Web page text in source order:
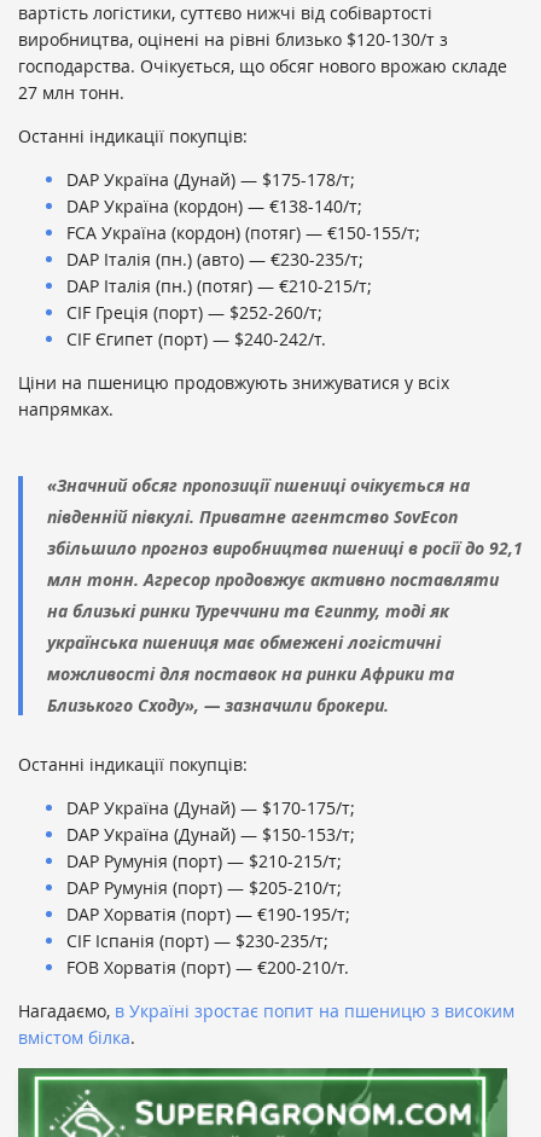
вартість логістики, суттєво нижчі від собівартості
виробництва, оцінені на рівні близько $120-130/т з
господарства. Очікується, що обсяг нового врожаю складе
27 млн тонн.
Останні індикації покупців:
DAP Україна (Дунай) — $175-178/т;
DAP Україна (кордон) — €138-140/т;
FCA Україна (кордон) (потяг) — €150-155/т;
DAP Італія (пн.) (авто) — €230-235/т;
DAP Італія (пн.) (потяг) — €210-215/т;
CIF Греція (порт) — $252-260/т;
CIF Єгипет (порт) — $240-242/т.
Ціни на пшеницю продовжують знижуватися у всіх
напрямках.
«Значний обсяг пропозиції пшениці очікується на
південній півкулі. Приватне агентство SovEcon
збільшило прогноз виробництва пшениці в росії до 92,1
млн тонн. Агресор продовжує активно поставляти
на близькі ринки Туреччини та Єгипту, тоді як
українська пшениця має обмежені логістичні
можливості для поставок на ринки Африки та
Близького Сходу», — зазначили брокери.
Останні індикації покупців:
DAP Україна (Дунай) — $170-175/т;
DAP Україна (Дунай) — $150-153/т;
DAP Румунія (порт) — $210-215/т;
DAP Румунія (порт) — $205-210/т;
DAP Хорватія (порт) — €190-195/т;
CIF Іспанія (порт) — $230-235/т;
FOB Хорватія (порт) — €200-210/т.
Нагадаємо, в Україні зростає попит на пшеницю з високим
вмістом білка.